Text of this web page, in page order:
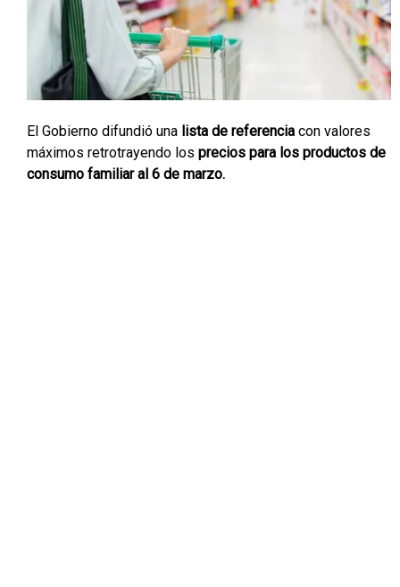
El Gobierno difundió una lista de referencia con valores
máximos retrotrayendo los precios para los productos de
consumo familiar al 6 de marzo.